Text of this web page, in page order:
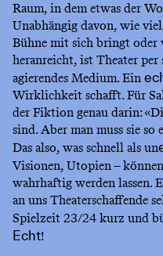
Raum, in dem etwas der
Unabhängig davon, wie
Bühne mit sich bringt oder
heranreicht, ist Theater
agierendes Medium. Ein
Wirklichkeit schafft. Für
der Fiktion genau darin:
sind. Aber man muss sie so
Das also, was schnell als un
Visionen, Utopien –
wahrhaftig werden lassen.
an uns Theaterschaffende
Spielzeit 23/24 kurz und
Echt!